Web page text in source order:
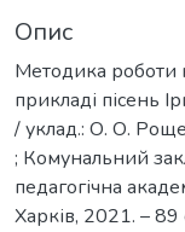
Опис
Методика роботи
прикладі пісень
/ уклад.: О. О.
; Комунальний
педагогічна
Харків, 2021. – 89